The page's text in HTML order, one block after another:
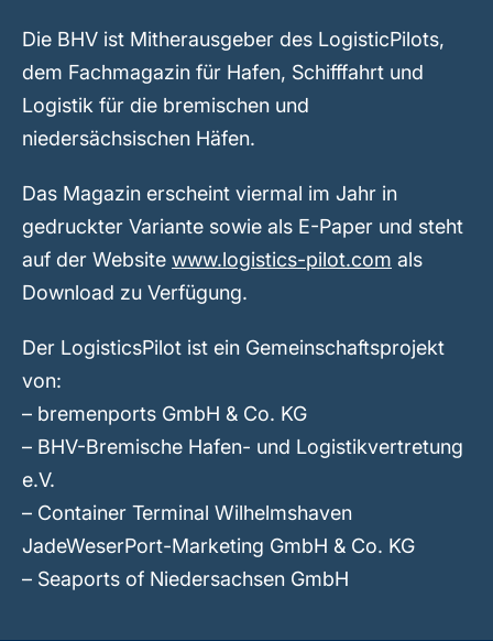
Die BHV ist Mitherausgeber des LogisticPilots,
dem Fachmagazin für Hafen, Schifffahrt und
Logistik für die bremischen und
niedersächsischen Häfen.
Das Magazin erscheint viermal im Jahr in
gedruckter Variante sowie als E-Paper und steht
auf der Website www.logistics-pilot.com als
Download zu Verfügung.
Der LogisticsPilot ist ein Gemeinschaftsprojekt
von:
– bremenports GmbH & Co. KG
– BHV-Bremische Hafen- und Logistikvertretung
e.V.
– Container Terminal Wilhelmshaven
JadeWeserPort-Marketing GmbH & Co. KG
– Seaports of Niedersachsen GmbH